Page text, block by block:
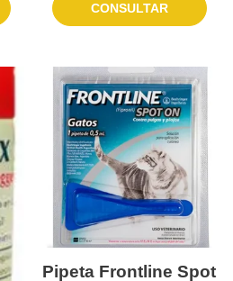
CONSULTAR
Pipeta Frontline Spot